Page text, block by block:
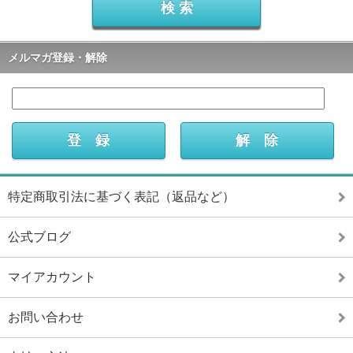
メルマガ登録・解除
特定商取引法に基づく表記（返品など）
公式ブログ
マイアカウント
お問い合わせ